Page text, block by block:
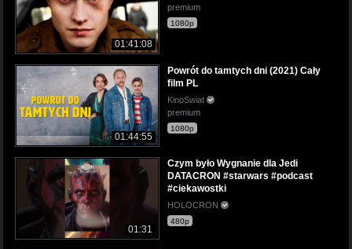
01:41:08
premium
1080p
01:44:55
Powrót do tamtych dni (2021) Cały
film PL
KinoSwiat
premium
1080p
01:31
Czym było Wygnanie dla Jedi
DATACRON #starwars #podcast
#ciekawostki
HOLOCRON
480p